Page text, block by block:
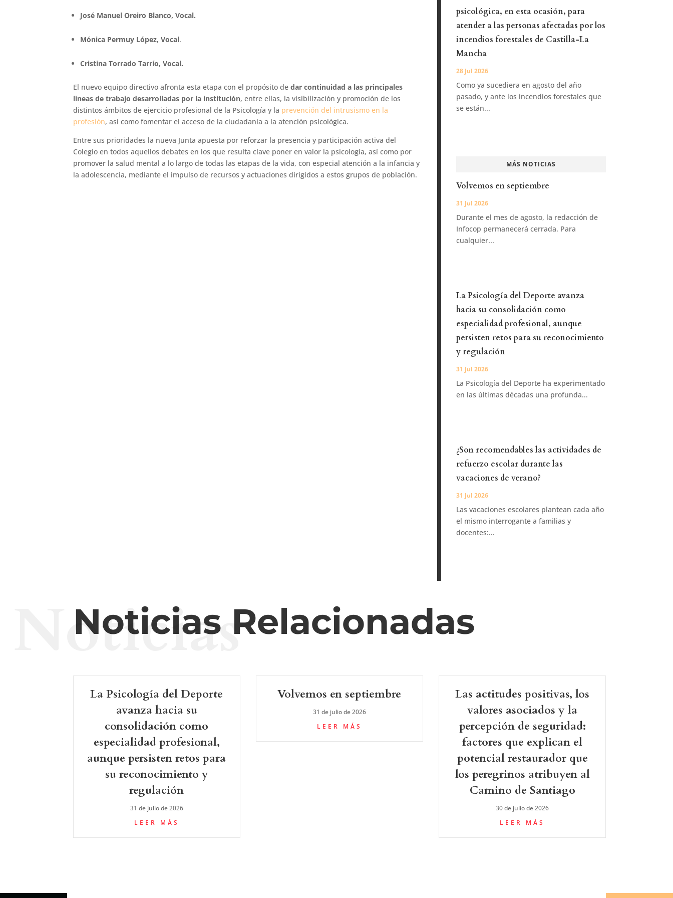
José Manuel Oreiro Blanco, Vocal.
Mónica Permuy López, Vocal.
Cristina Torrado Tarrío, Vocal.
El nuevo equipo directivo afronta esta etapa con el propósito dedar continuidad a las principales
líneas de trabajo desarrolladas por la institución, entre ellas, la visibilización y promoción de los
distintos ámbitos de ejercicio profesional de la Psicología y la prevención del intrusismo en la
profesión, así como fomentar el acceso de la ciudadanía a la atención psicológica.
Entre sus prioridades la nueva Junta apuesta por reforzar la presencia y participación activa del
Colegio en todos aquellos debates en los que resulta clave poner en valor la psicología, así como por
promover la salud mental a lo largo de todas las etapas de la vida, con especial atención a la infancia y
la adolescencia, mediante el impulso de recursos y actuaciones dirigidos a estos grupos de población.
psicológica, en esta ocasión, para
atender a las personas afectadas por los
incendios forestales de Castilla-La
Mancha
28 Jul 2026
Como ya sucediera en agosto del año
pasado, y ante los incendios forestales que
se están...
MÁS NOTICIAS
Volvemos en septiembre
31 Jul 2026
Durante el mes de agosto, la redacción de
Infocop permanecerá cerrada. Para
cualquier...
La Psicología del Deporte avanza
hacia su consolidación como
especialidad profesional, aunque
persisten retos para su reconocimiento
y regulación
31 Jul 2026
La Psicología del Deporte ha experimentado
en las últimas décadas una profunda...
¿Son recomendables las actividades de
refuerzo escolar durante las
vacaciones de verano?
31 Jul 2026
Las vacaciones escolares plantean cada año
el mismo interrogante a familias y
docentes:...
Noticias Relacionadas
Noticias
La Psicología del Deporte
avanza hacia su
consolidación como
especialidad profesional,
aunque persisten retos para
su reconocimiento y
regulación
31 de julio de 2026
LEER MÁS
Volvemos en septiembre
31 de julio de 2026
LEER MÁS
Las actitudes positivas, los
valores asociados y la
percepción de seguridad:
factores que explican el
potencial restaurador que
los peregrinos atribuyen al
Camino de Santiago
30 de julio de 2026
LEER MÁS